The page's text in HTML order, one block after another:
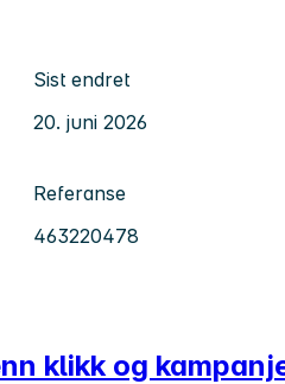
Sist endret
20. juni 2026
Referanse
463220478
klikk og